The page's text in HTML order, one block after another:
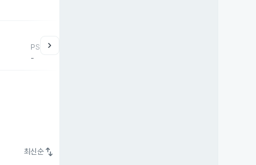
PSR
-
chevron_right
최신순 swap_vert